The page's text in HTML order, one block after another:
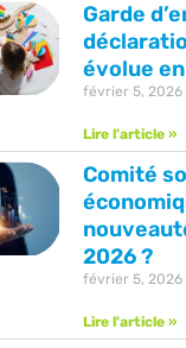
Garde
évolue
février 5, 2026
Lire l'article »
Comité
2026 ?
février 5, 2026
Lire l'article »